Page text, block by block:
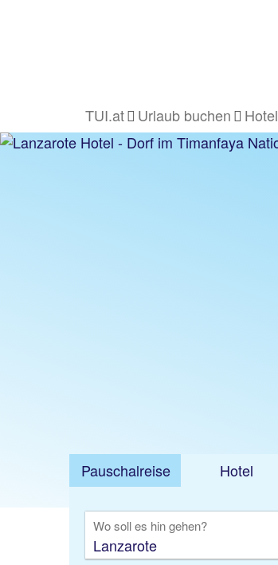
TUI.at Urlaub buchen Hotel
Pauschalreise Hotel
Wo soll es hin gehen?